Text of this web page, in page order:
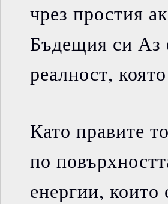
чрез простия
Бъдещия си Аз
реалност,
Като правите
по
енергии, които